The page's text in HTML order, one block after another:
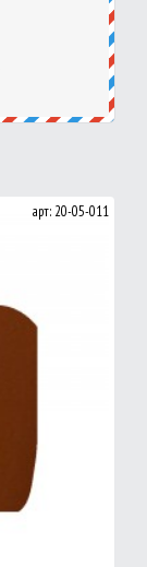
арт: 20-05-011